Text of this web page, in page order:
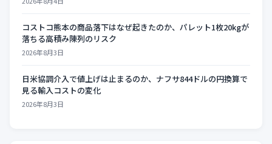
コストコ熊本の商品落下はなぜ起きたのか、パレット1枚20kgが
落ちる高積み陳列のリスク
2026年8月3日
日米協調介入で値上げは止まるのか、ナフサ844ドルの円換算で
見る輸入コストの変化
2026年8月3日